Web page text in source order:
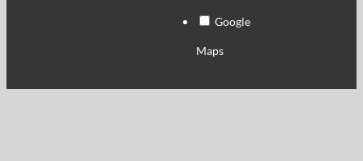
Google
Maps